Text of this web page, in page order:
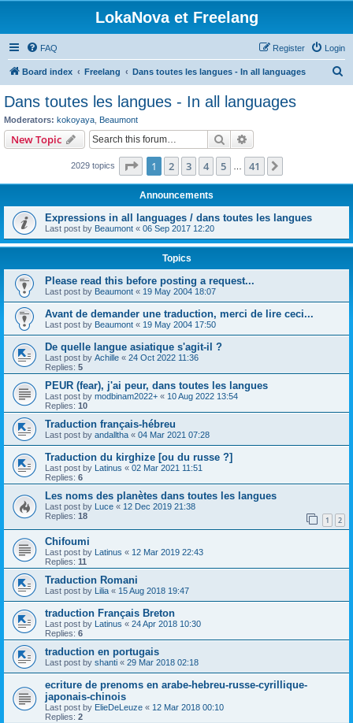
LokaNova et Freelang
FAQ Login
Register
Board index Freelang Dans toutes les langues - In all languages
Dans toutes les langues - In all languages
Moderators: kokoyaya Beaumont
New Topic Search
2029 topics Page 1of 41
1 2 3 4 5 41
Announcements
Expressions in all languages / dans toutes les langues
Last post by Beaumont « 06 Sep 2017 12:20
Topics
Please read this before posting a request...
Last post by Beaumont « 19 May 2004 18:07
Avant de demander une traduction, merci de lire ceci...
Last post by Beaumont « 19 May 2004 17:50
De quelle langue asiatique s'agit-il ?
Last post by Achille « 24 Oct 2022 11:36
Replies: 5
PEUR (fear), j'ai peur, dans toutes les langues
Last post by modbinam2022+ « 10 Aug 2022 13:54
Replies: 10
Traduction français-hébreu
Last post by andalltha « 04 Mar 2021 07:28
Traduction du kirghize [ou du russe ?]
Last post by Latinus « 02 Mar 2021 11:51
Replies: 6
Les noms des planètes dans toutes les langues
Last post by Luce « 12 Dec 2019 21:38
Replies: 18 1 2
Chifoumi
Last post by Latinus « 12 Mar 2019 22:43
Replies: 11
Traduction Romani
Last post by Lilia « 15 Aug 2018 19:47
traduction Français Breton
Last post by Latinus « 24 Apr 2018 10:30
Replies: 6
traduction en portugais
Last post by shanti « 29 Mar 2018 02:18
ecriture de prenoms en arabe-hebreu-russe-cyrillique-
japonais-chinois
Last post by ElieDeLeuze « 12 Mar 2018 00:10
Replies: 2